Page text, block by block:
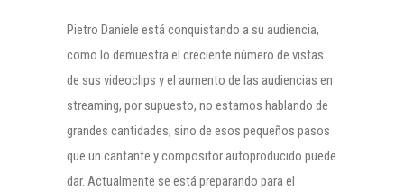
Pietro Daniele está conquistando a su audiencia,
como lo demuestra el creciente número de vistas
de sus videoclips y el aumento de las audiencias en
streaming, por supuesto, no estamos hablando de
grandes cantidades, sino de esos pequeños pasos
que un cantante y compositor autoproducido puede
dar. Actualmente se está preparando para el